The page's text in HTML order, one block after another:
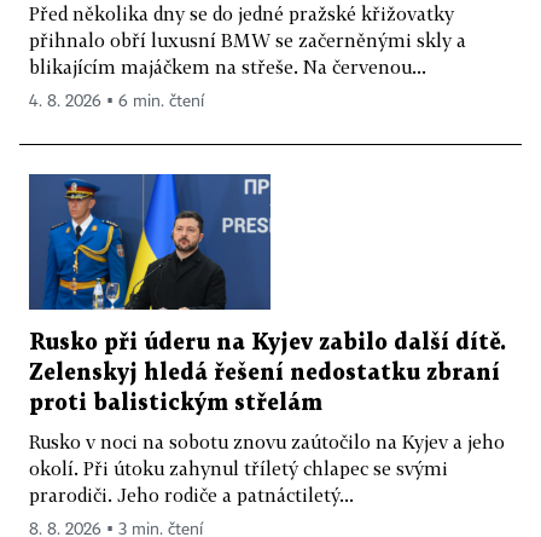
Před několika dny se do jedné pražské křižovatky
přihnalo obří luxusní BMW se začerněnými skly a
blikajícím majáčkem na střeše. Na červenou...
4. 8. 2026 ▪ 6 min. čtení
Rusko při úderu na Kyjev zabilo další dítě.
Zelenskyj hledá řešení nedostatku zbraní
proti balistickým střelám
Rusko v noci na sobotu znovu zaútočilo na Kyjev a jeho
okolí. Při útoku zahynul tříletý chlapec se svými
prarodiči. Jeho rodiče a patnáctiletý...
8. 8. 2026 ▪ 3 min. čtení